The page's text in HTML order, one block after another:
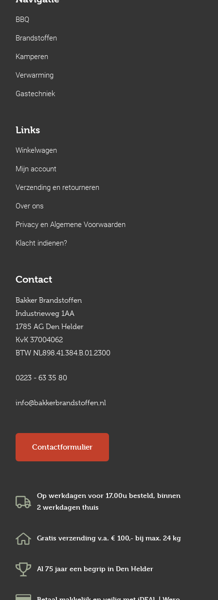
BBQ
Brandstoffen
Kamperen
Verwarming
Gastechniek
Links
Winkelwagen
Mijn account
Verzending en retourneren
Over ons
Privacy en Algemene Voorwaarden
Klacht indienen?
Contact
Bakker Brandstoffen
Industrieweg 1AA
1785 AG Den Helder
KvK 37004062
BTW NL898.41.384.B.01.2300
0223 - 63 35 80
info@bakkerbrandstoffen.nl
Contactformulier
Op werkdagen voor 17.00u besteld, binnen
2 werkdagen thuis
Gratis verzending v.a. € 100,- bij max. 24 kg
Al 75 jaar een begrip in Den Helder